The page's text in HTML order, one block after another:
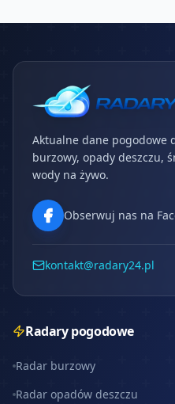
Aktualne dane pogodowe
burzowy, opady deszczu,
wody na żywo.
Obserwuj nas na
kontakt@radary24.pl
Radary pogodowe
Radar burzowy
Radar opadów deszczu